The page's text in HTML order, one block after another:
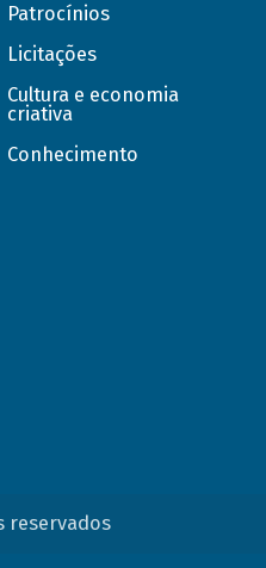
Patrocínios
Licitações
Cultura e economia
criativa
Conhecimento
reservados